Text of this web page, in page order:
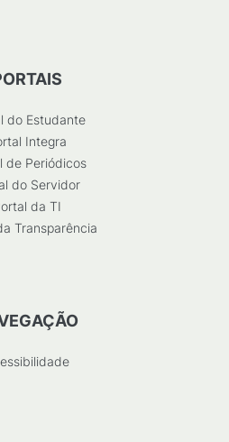
do Estudante
Integra
de Periódicos
do Servidor
da TI
Transparência